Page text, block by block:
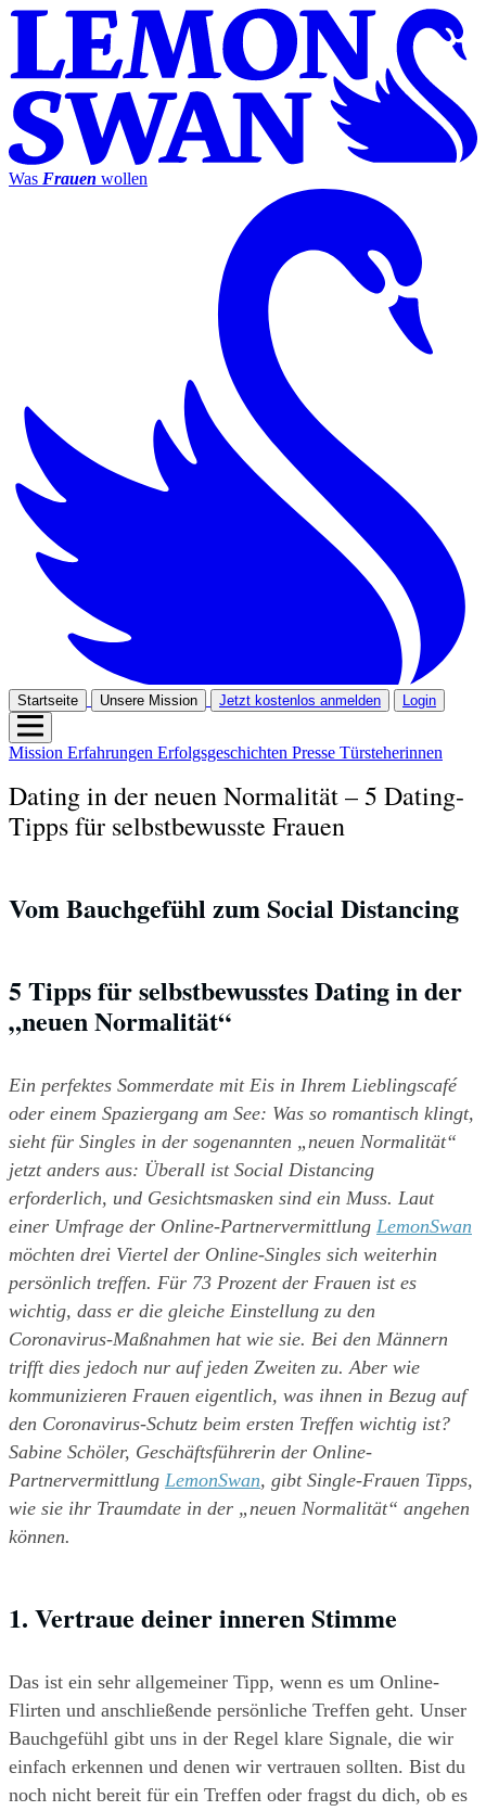
Was Frauen wollen
Startseite Unsere Mission Jetzt kostenlos anmelden Login
Mission Erfahrungen Erfolgsgeschichten Presse Türsteherinnen
Dating in der neuen Normalität – 5 Dating-
Tipps für selbstbewusste Frauen
Vom Bauchgefühl zum Social Distancing
5 Tipps für selbstbewusstes Dating in der
„neuen Normalität“
Ein perfektes Sommerdate mit Eis in Ihrem Lieblingscafé
oder einem Spaziergang am See: Was so romantisch klingt,
sieht für Singles in der sogenannten „neuen Normalität“
jetzt anders aus: Überall ist Social Distancing
erforderlich, und Gesichtsmasken sind ein Muss. Laut
einer Umfrage der Online-Partnervermittlung LemonSwan
möchten drei Viertel der Online-Singles sich weiterhin
persönlich treffen. Für 73 Prozent der Frauen ist es
wichtig, dass er die gleiche Einstellung zu den
Coronavirus-Maßnahmen hat wie sie. Bei den Männern
trifft dies jedoch nur auf jeden Zweiten zu. Aber wie
kommunizieren Frauen eigentlich, was ihnen in Bezug auf
den Coronavirus-Schutz beim ersten Treffen wichtig ist?
Sabine Schöler, Geschäftsführerin der Online-
Partnervermittlung LemonSwan, gibt Single-Frauen Tipps,
wie sie ihr Traumdate in der „neuen Normalität“ angehen
können.
1. Vertraue deiner inneren Stimme
Das ist ein sehr allgemeiner Tipp, wenn es um Online-
Flirten und anschließende persönliche Treffen geht. Unser
Bauchgefühl gibt uns in der Regel klare Signale, die wir
einfach erkennen und denen wir vertrauen sollten. Bist du
noch nicht bereit für ein Treffen oder fragst du dich, ob es